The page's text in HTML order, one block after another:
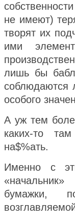
не имеют)
творят их
ими
лишь бы
соблюдаются
особого
А уж тем
каких-то
на$%ать.
Именно с
бумажки,